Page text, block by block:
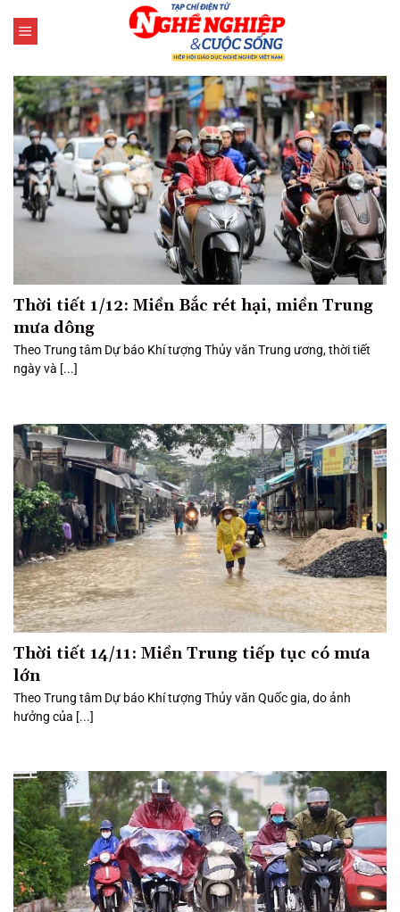
qua
dung
Thời tiết 1/12: Miền Bắc rét hại, miền Trung
mưa dông
Theo Trung tâm Dự báo Khí tượng Thủy văn Trung ương, thời tiết
ngày và [...]
Thời tiết 14/11: Miền Trung tiếp tục có mưa
lớn
Theo Trung tâm Dự báo Khí tượng Thủy văn Quốc gia, do ảnh
hưởng của [...]